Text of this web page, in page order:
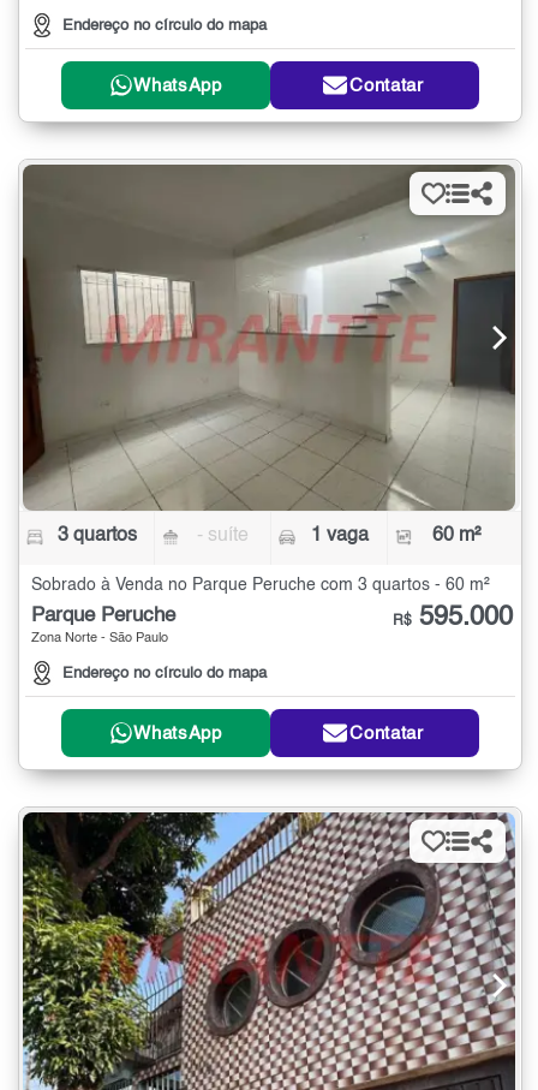
Endereço no círculo do mapa
WhatsApp Contatar
3 quartos - suíte 1 vaga 60 m²
Sobrado à Venda no Parque Peruche com 3 quartos - 60 m²
Parque Peruche
Zona Norte - São Paulo
Endereço no círculo do mapa
R$ 595.000
WhatsApp Contatar